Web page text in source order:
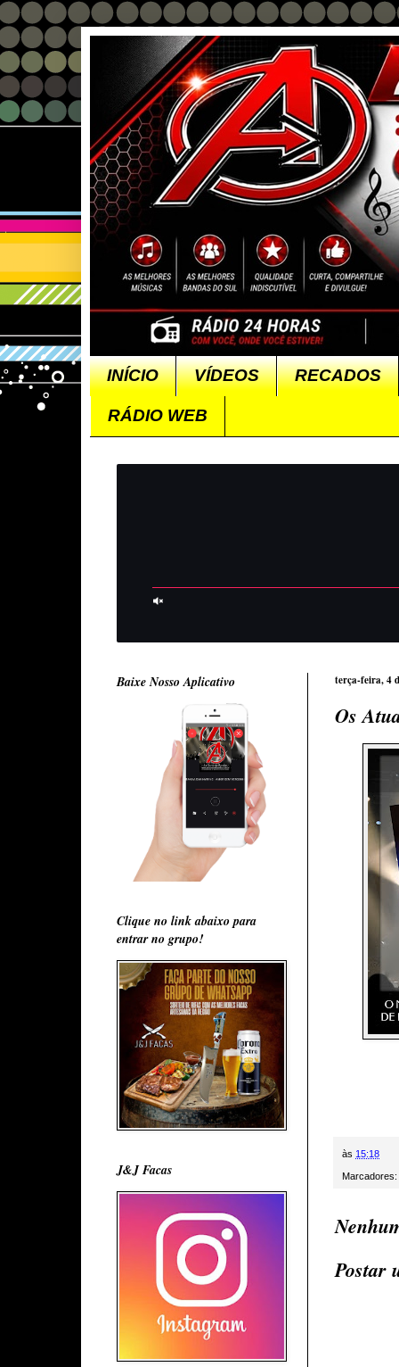
INÍCIO VÍDEOS RECADOS
RÁDIO WEB
terça-feira, 4
Os
às 15:18
Marcadores:
Postar
Baixe Nosso Aplicativo
Clique no link abaixo para
entrar no grupo!
J&J Facas